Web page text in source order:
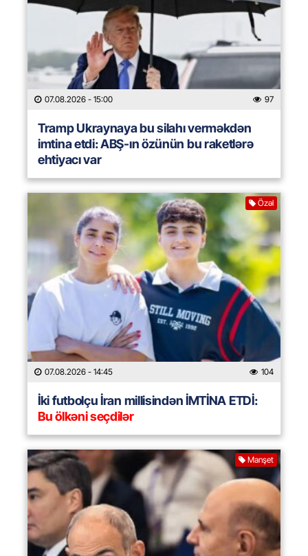
07.08.2026 - 15:00 97
Tramp Ukraynaya bu silahı verməkdən
imtina etdi: ABŞ-ın özünün bu raketlərə
ehtiyacı var
Özəl
07.08.2026 - 14:45 104
İki futbolçu İran millisindən İMTİNA ETDİ:
Bu ölkəni seçdilər
Manşet